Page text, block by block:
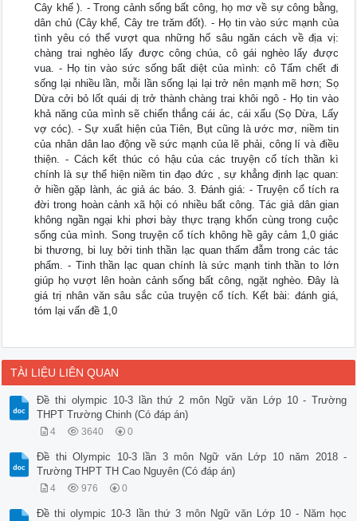
Cây khế ). - Trong cảnh sống bất công, họ mơ về sự công bằng,
dân chủ (Cây khế, Cây tre trăm đốt). - Họ tin vào sức mạnh của
tình yêu có thể vượt qua những hố sâu ngăn cách về địa vị:
chàng trai nghèo lấy được công chúa, cô gái nghèo lấy được
vua. - Họ tin vào sức sống bất diệt của mình: cô Tấm chết đi
sống lại nhiều lần, mỗi lần sống lại lại trở nên mạnh mẽ hơn; Sọ
Dừa cởi bỏ lốt quái dị trở thành chàng trai khôi ngô - Họ tin vào
khả năng của mình sẽ chiến thắng cái ác, cái xấu (Sọ Dừa, Lấy
vợ cóc). - Sự xuất hiện của Tiên, Bụt cũng là ước mơ, niềm tin
của nhân dân lao động về sức mạnh của lẽ phải, công lí và điều
thiện. - Cách kết thúc có hậu của các truyện cổ tích thần kì
chính là sự thể hiện niềm tin đạo đức , sự khẳng định lạc quan:
ở hiền gặp lành, ác giả ác báo. 3. Đánh giá: - Truyện cổ tích ra
đời trong hoàn cảnh xã hội có nhiều bất công. Tác giả dân gian
không ngần ngại khi phơi bày thực trạng khốn cùng trong cuộc
sống của mình. Song truyện cổ tích không hề gây cảm 1,0 giác
bi thương, bi luỵ bởi tinh thần lạc quan thấm đẫm trong các tác
phẩm. - Tinh thần lạc quan chính là sức mạnh tinh thần to lớn
giúp họ vượt lên hoàn cảnh sống bất công, ngặt nghèo. Đây là
giá trị nhân văn sâu sắc của truyện cổ tích. Kết bài: đánh giá,
tóm lại vấn đề 1,0
TÀI LIỆU LIÊN QUAN
Đề thi olympic 10-3 lần thứ 2 môn Ngữ văn Lớp 10 - Trường
THPT Trường Chinh (Có đáp án)
4 3640 0
Đề thi Olympic 10-3 lần 3 môn Ngữ văn Lớp 10 năm 2018 -
Trường THPT TH Cao Nguyên (Có đáp án)
4 976 0
Đề thi olympic 10-3 lần thứ 3 môn Ngữ văn Lớp 10 - Năm học